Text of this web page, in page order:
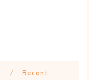
Recent